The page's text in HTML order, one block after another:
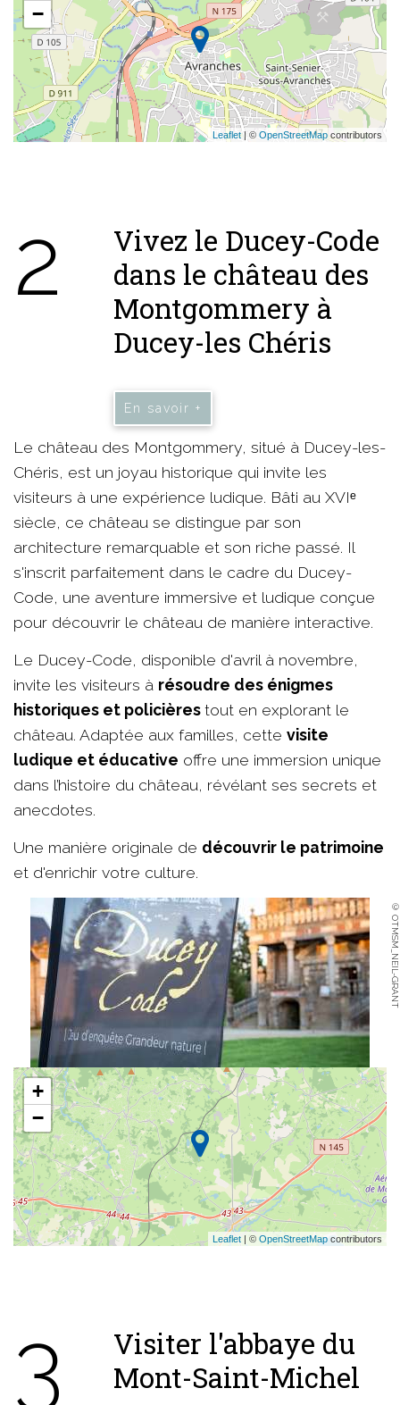
−
Leaflet| © OpenStreetMapcontributors
2
Vivez le Ducey-Code
dans le château des
Montgommery à
Ducey-les Chéris
En savoir +
Le château des Montgommery, situé à Ducey-les-
Chéris, est un joyau historique qui invite les
visiteurs à une expérience ludique. Bâti au XVIᵉ
siècle, ce château se distingue par son
architecture remarquable et son riche passé. Il
s'inscrit parfaitement dans le cadre du Ducey-
Code, une aventure immersive et ludique conçue
pour découvrir le château de manière interactive.
Le Ducey-Code, disponible d'avril à novembre,
invite les visiteurs à résoudre des énigmes
historiques et policièrestout en explorant le
château. Adaptée aux familles, cette visite
ludique et éducative offre une immersion unique
dans l’histoire du château, révélant ses secrets et
anecdotes.
Une manière originale de découvrir le patrimoine
et d'enrichir votre culture.
© OTMSM_NEIL-GRANT
+
−
Leaflet | © OpenStreetMap contributors
3
Visiter l'abbaye du
Mont-Saint-Michel